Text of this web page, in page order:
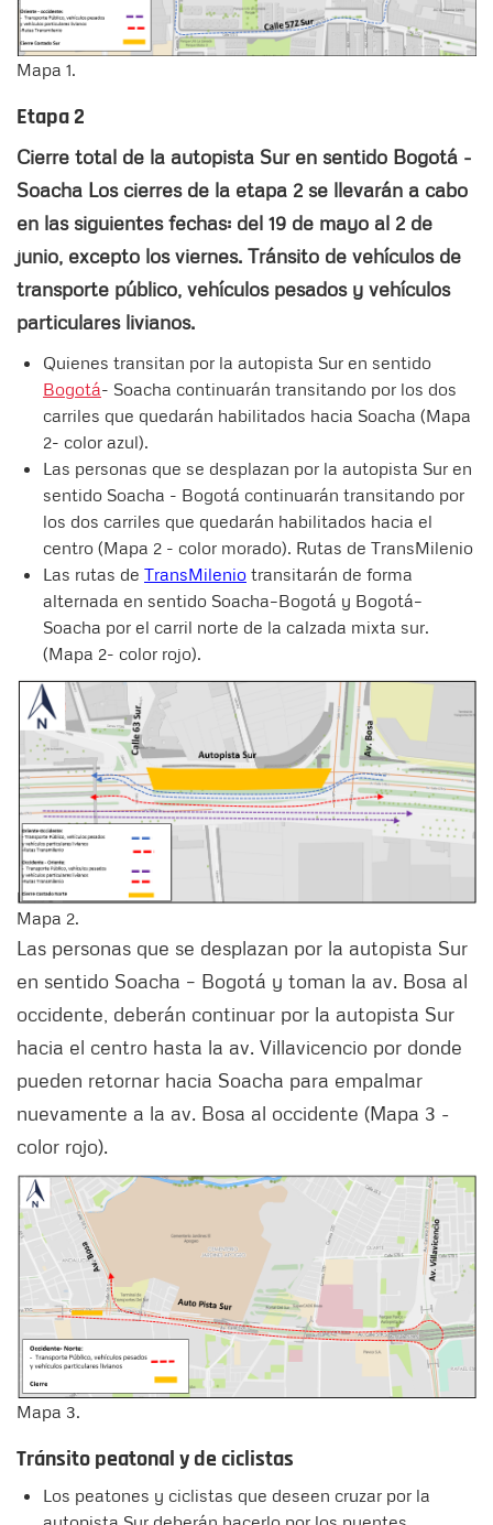
Mapa 1.
Etapa 2
Cierre total de la autopista Sur en sentido Bogotá -
Soacha Los cierres de la etapa 2 se llevarán a cabo
en las siguientes fechas: del 19 de mayo al 2 de
junio, excepto los viernes. Tránsito de vehículos de
transporte público, vehículos pesados y vehículos
particulares livianos.
Quienes transitan por la autopista Sur en sentido
Bogotá- Soacha continuarán transitando por los dos
carriles que quedarán habilitados hacia Soacha (Mapa
2- color azul).
Las personas que se desplazan por la autopista Sur en
sentido Soacha - Bogotá continuarán transitando por
los dos carriles que quedarán habilitados hacia el
centro (Mapa 2 - color morado). Rutas de TransMilenio
Las rutas de TransMilenio transitarán de forma
alternada en sentido Soacha–Bogotá y Bogotá–
Soacha por el carril norte de la calzada mixta sur.
(Mapa 2- color rojo).
Mapa 2.
Las personas que se desplazan por la autopista Sur
en sentido Soacha – Bogotá y toman la av. Bosa al
occidente, deberán continuar por la autopista Sur
hacia el centro hasta la av. Villavicencio por donde
pueden retornar hacia Soacha para empalmar
nuevamente a la av. Bosa al occidente (Mapa 3 -
color rojo).
Mapa 3.
Tránsito peatonal y de ciclistas
Los peatones y ciclistas que deseen cruzar por la